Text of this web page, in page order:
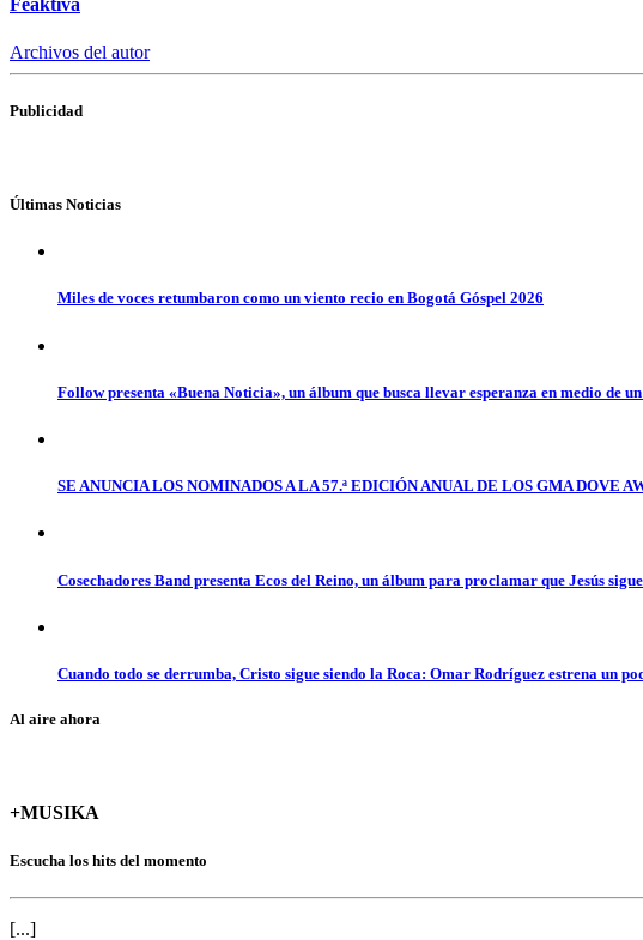
Feaktiva
Archivos del autor
Publicidad
Últimas Noticias
Miles de voces retumbaron como un viento recio en Bogotá Góspel 2026
Follow presenta «Buena Noticia», un álbum que busca llevar esperanza en medio de
SE ANUNCIA LOS NOMINADOS A LA 57.ª EDICIÓN ANUAL DE LOS GMA DOVE
Cosechadores Band presenta Ecos del Reino, un álbum para proclamar que Jesús
Cuando todo se derrumba, Cristo sigue siendo la Roca: Omar Rodríguez estrena un
Al aire ahora
+MUSIKA
Escucha los hits del momento
[...]